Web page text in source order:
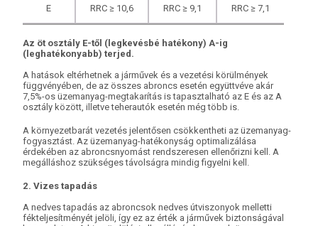
E RRC ≥ 10,6 RRC ≥ 9,1 RRC ≥ 7,1
Az öt osztály E-től (legkevésbé hatékony) A-ig
(leghatékonyabb) terjed.
A hatások eltérhetnek a járművek és a vezetési körülmények
függvényében, de az összes abroncs esetén együttvéve akár
7,5%-os üzemanyag-megtakarítás is tapasztalható az E és az A
osztály között, illetve teherautók esetén még több is.
A környezetbarát vezetés jelentősen csökkentheti az üzemanyag-
fogyasztást. Az üzemanyag-hatékonyság optimalizálása
érdekében az abroncsnyomást rendszeresen ellenőrizni kell. A
megálláshoz szükséges távolságra mindig figyelni kell.
2. Vizes tapadás
A nedves tapadás az abroncsok nedves útviszonyok melletti
fékteljesítményét jelöli, így ez az érték a járművek biztonságával